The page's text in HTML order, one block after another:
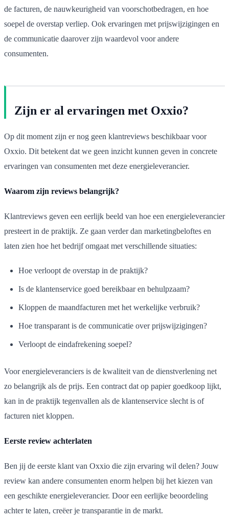
de facturen, de nauwkeurigheid van voorschotbedragen, en hoe
soepel de overstap verliep. Ook ervaringen met prijswijzigingen en
de communicatie daarover zijn waardevol voor andere
consumenten.
Zijn er al ervaringen met Oxxio?
Op dit moment zijn er nog geen klantreviews beschikbaar voor
Oxxio. Dit betekent dat we geen inzicht kunnen geven in concrete
ervaringen van consumenten met deze energieleverancier.
Waarom zijn reviews belangrijk?
Klantreviews geven een eerlijk beeld van hoe een energieleverancier
presteert in de praktijk. Ze gaan verder dan marketingbeloftes en
laten zien hoe het bedrijf omgaat met verschillende situaties:
Hoe verloopt de overstap in de praktijk?
Is de klantenservice goed bereikbaar en behulpzaam?
Kloppen de maandfacturen met het werkelijke verbruik?
Hoe transparant is de communicatie over prijswijzigingen?
Verloopt de eindafrekening soepel?
Voor energieleveranciers is de kwaliteit van de dienstverlening net
zo belangrijk als de prijs. Een contract dat op papier goedkoop lijkt,
kan in de praktijk tegenvallen als de klantenservice slecht is of
facturen niet kloppen.
Eerste review achterlaten
Ben jij de eerste klant van Oxxio die zijn ervaring wil delen? Jouw
review kan andere consumenten enorm helpen bij het kiezen van
een geschikte energieleverancier. Door een eerlijke beoordeling
achter te laten, creëer je transparantie in de markt.